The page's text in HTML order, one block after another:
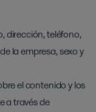
dirección, teléfono,
la empresa, sexo y
el contenido y los
a través de